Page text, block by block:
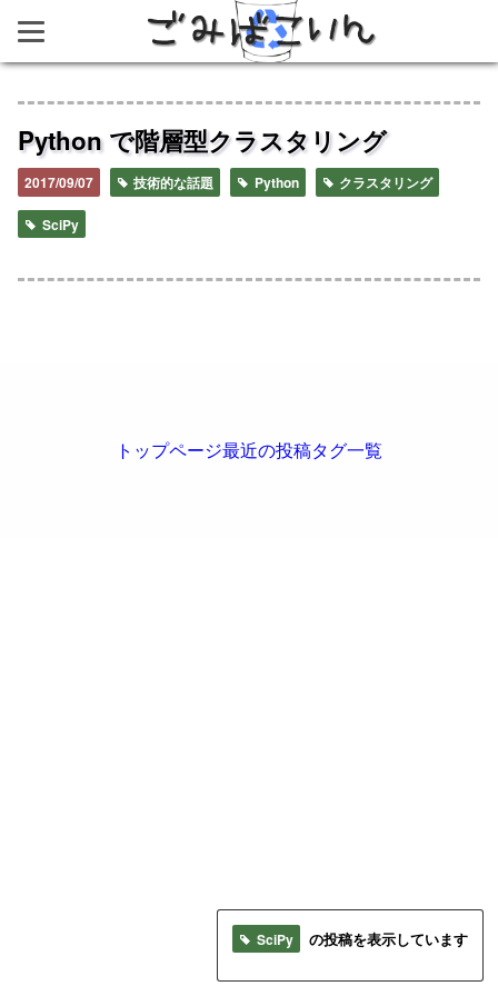
SciPy の投稿を表示しています
Python で階層型クラスタリング
2017/09/07 技術的な話題 Python クラスタリング
SciPy
ごみばこいん
トップページ最近の投稿タグ一覧